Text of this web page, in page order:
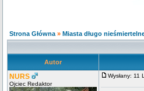
Strona Główna » Miasta długo
Autor
NURS
Ojciec Redaktor
Wysłany: